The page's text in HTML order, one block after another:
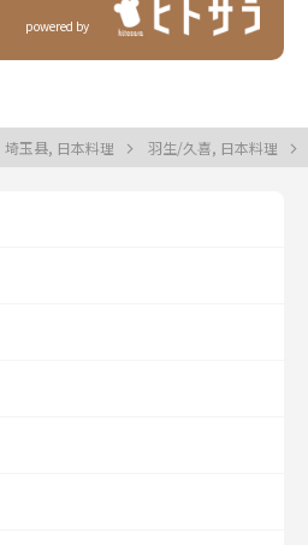
powered by
埼玉县, 日本料理 羽生/久喜, 日本料理